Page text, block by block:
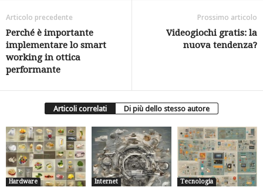
Articolo precedente
Perché è importante
implementare lo smart
working in ottica
performante
Prossimo articolo
Videogiochi gratis: la
nuova tendenza?
Articoli correlati Di più dello stesso autore
Hardware Internet Tecnologia